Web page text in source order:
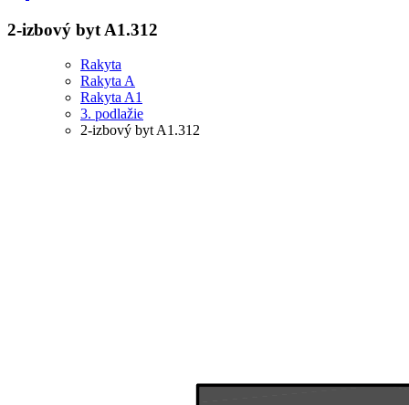
2-izbový byt A1.312
Rakyta
Rakyta A
Rakyta A1
3. podlažie
2-izbový byt A1.312